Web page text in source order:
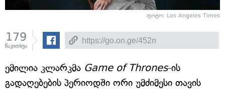
ფოტო: Los Angeles Times
179
წაკითხვა
ემილია კლარკმა Game of Thrones-ის
გადაღებების პერიოდში ორი უმძიმესი თავის